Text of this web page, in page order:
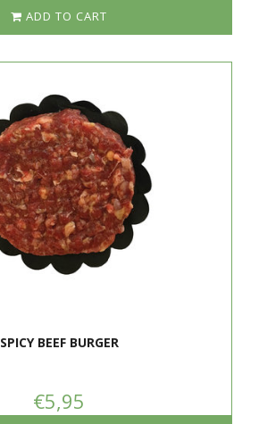
ADD TO CART
SPICY BEEF BURGER
€5,95